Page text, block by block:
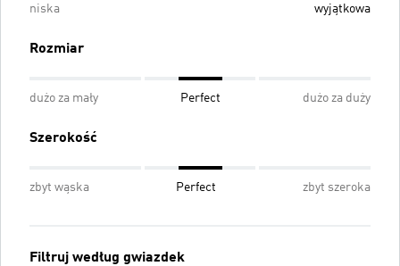
niska wyjątkowa
Rozmiar
dużo za mały Perfect dużo za duży
Szerokość
zbyt wąska Perfect zbyt szeroka
Filtruj według gwiazdek